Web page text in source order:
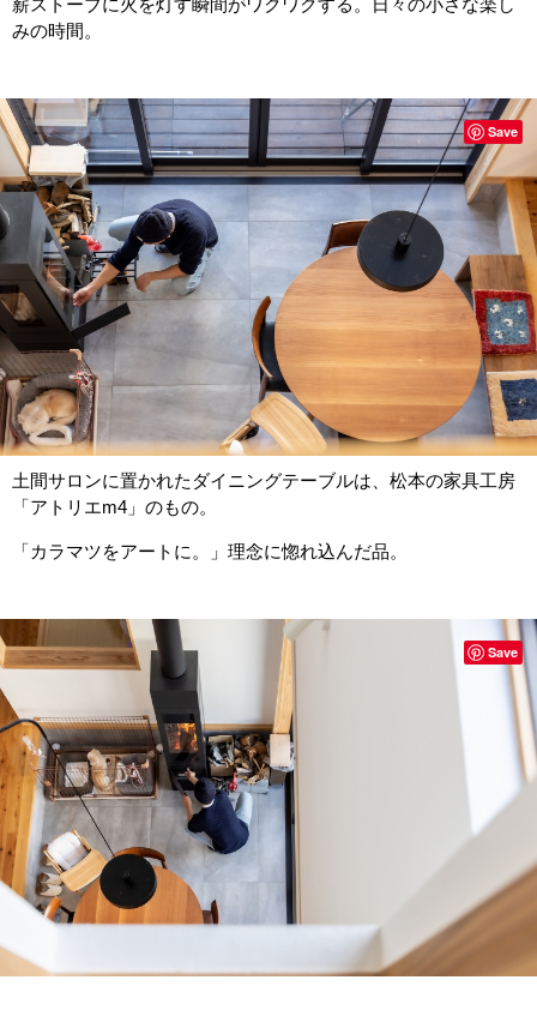
みの時間。
土間サロンに置かれたダイニングテーブルは、松本の家具工房
「アトリエm4」のもの。
「カラマツをアートに。」理念に惚れ込んだ品。
Save
Save